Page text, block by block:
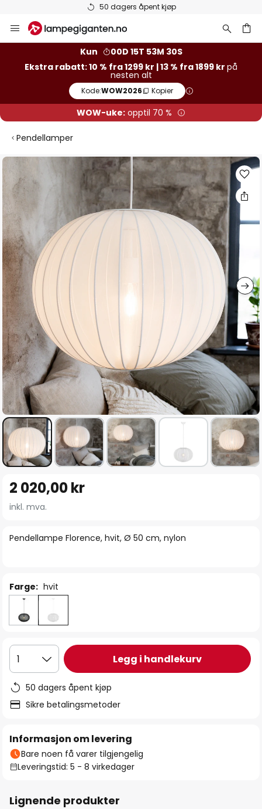
50 dagers åpent kjøp
Hopp
til
Kun
00D 15T 53M 30S
Ekstra rabatt: 10 % fra 1299 kr | 13 % fra 1899 kr på
nesten alt
Kode:WOW2026 Kopier
WOW-uke: opptil 70 %
Pendellamper
Gå
til
slutten
av
bildegalleri
begynnelsen
bildegalleri
Pendellampe Florence, hvit, Ø 50 cm, nylon
2 020,00 kr
inkl. mva.
Farge: hvit
1 Legg i handlekurv
50 dagers åpent kjøp
Sikre betalingsmetoder
Informasjon om levering
Bare noen få varer tilgjengelig
Leveringstid: 5 - 8 virkedager
Lignende produkter